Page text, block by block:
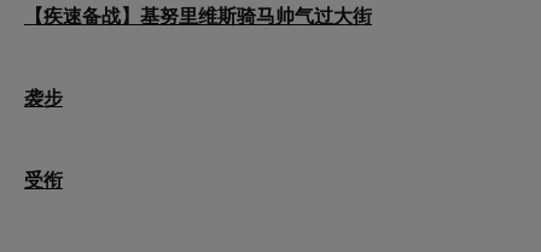
【疾速备战】基努里维斯骑马帅气过大街
袭步
受衔